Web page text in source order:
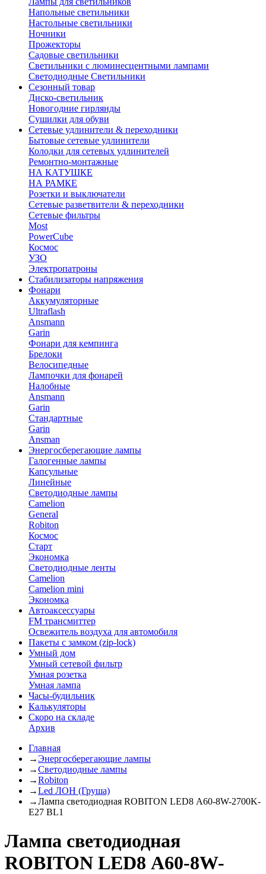
Напольные светильники
Настольные светильники
Ночники
Прожекторы
Садовые светильники
Светильники с люминесцентными лампами
Светодиодные Светильники
Сезонный товар
Диско-светильник
Новогодние гирлянды
Сушилки для обуви
Сетевые удлинители & переходники
Бытовые сетевые удлинители
Колодки для сетевых удлинителей
Ремонтно-монтажные
НА КАТУШКЕ
НА РАМКЕ
Розетки и выключатели
Сетевые разветвители & переходники
Сетевые фильтры
Most
PowerCube
Космос
УЗО
Электропатроны
Стабилизаторы напряжения
Фонари
Аккумуляторные
Ultraflash
Ansmann
Garin
Фонари для кемпинга
Брелоки
Велосипедные
Лампочки для фонарей
Налобные
Ansmann
Garin
Стандартные
Garin
Ansman
Энергосберегающие лампы
Галогенные лампы
Капсульные
Линейные
Светодиодные лампы
Camelion
General
Robiton
Космос
Старт
Экономка
Светодиодные ленты
Camelion
Camelion mini
Экономка
Автоаксессуары
FM трансмиттер
Освежитель воздуха для автомобиля
Пакеты с замком (zip-lock)
Умный дом
Умный сетевой фильтр
Умная розетка
Умная лампа
Часы-будильник
Калькуляторы
Скоро на складе
Архив
Главная
→Энергосберегающие лампы
→Светодиодные лампы
→Robiton
→Led ЛОН (Груша)
→Лампа светодиодная ROBITON LED8 A60-8W-2700K-
E27 BL1
Лампа светодиодная
ROBITON LED8 A60-8W-